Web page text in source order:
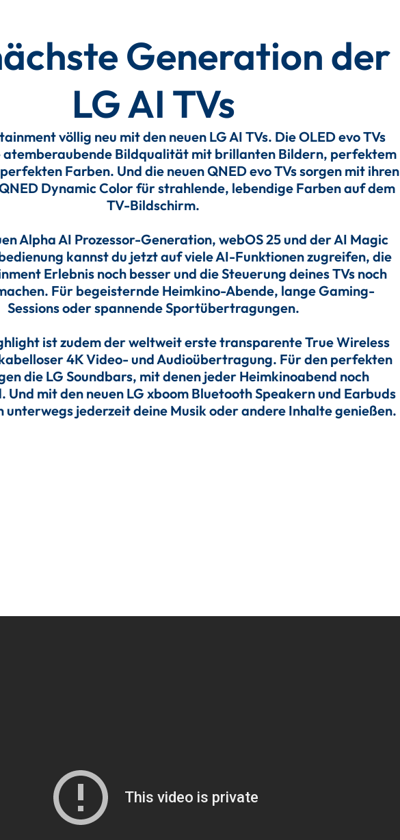
Generation der
LG AI TVs
völlig neu mit den neuen LG AI TVs. Die OLED evo TVs
Bildqualität mit brillanten Bildern, perfektem
Farben. Und die neuen QNED evo TVs sorgen mit ihren
Dynamic Color für strahlende, lebendige Farben auf dem
TV-Bildschirm.
Alpha AI Prozessor-Generation, webOS 25 und der AI Magic
kannst du jetzt auf viele AI-Funktionen zugreifen, die
Erlebnis noch besser und die Steuerung deines TVs noch
Für begeisternde Heimkino-Abende, lange Gaming-
Sessions oder spannende Sportübertragungen.
ist zudem der weltweit erste transparente True Wireless
4K Video- und Audioübertragung. Für den perfekten
die LG Soundbars, mit denen jeder Heimkinoabend noch
Und mit den neuen LG xboom Bluetooth Speakern und Earbuds
unterwegs jederzeit deine Musik oder andere Inhalte genießen.